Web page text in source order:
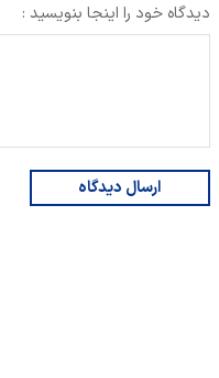
دیدگاه خود را اینجا بنویسید :
ارسال دیدگاه